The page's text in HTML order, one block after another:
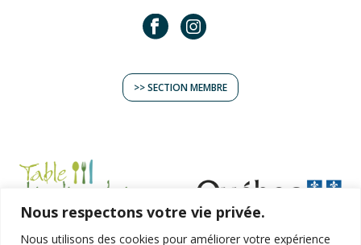
Nous respectons votre vie privée.
Nous utilisons des cookies pour améliorer votre expérience
>> SECTION MEMBRE